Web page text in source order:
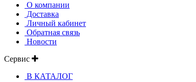
О компании
Доставка
Личный кабинет
Обратная связь
Новости
Сервис
В КАТАЛОГ